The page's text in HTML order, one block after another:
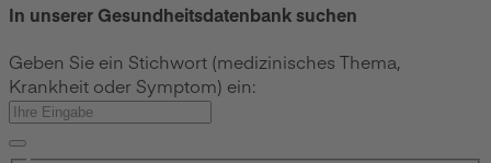
In unserer Gesundheitsdatenbank suchen
Geben Sie ein Stichwort (medizinisches Thema,
Krankheit oder Symptom) ein: